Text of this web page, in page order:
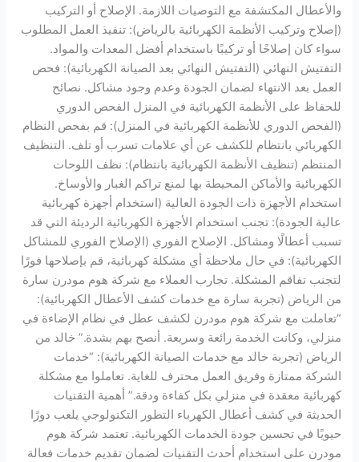
والأعطال المكتشفة مع التوصيات اللازمة. الإصلاح أو التركيب
(إصلاح وتركيب الأنظمة الكهربائية بالرياض): تنفيذ العمل المطلوب
سواء كان إصلاحًا أو تركيبًا باستخدام أفضل المعدات والمواد.
التفتيش النهائي (التفتيش النهائي بعد الصيانة الكهربائية): فحص
العمل بعد الانتهاء لضمان الجودة وعدم وجود مشاكل. نصائح
للحفاظ على الأنظمة الكهربائية في المنزل الفحص الدوري
(الفحص الدوري للأنظمة الكهربائية في المنزل): قم بفحص النظام
الكهربائي بانتظام للكشف عن أي علامات تسرب أو تلف. التنظيف
المنتظم (تنظيف الأنظمة الكهربائية بانتظام): نظف اللوحات
الكهربائية والأماكن المحيطة بها لمنع تراكم الغبار والأوساخ.
استخدام الأجهزة ذات الجودة العالية (استخدام أجهزة كهربائية
عالية الجودة): تجنب استخدام الأجهزة الكهربائية الرديئة التي قد
تسبب أعطالًا ومشاكل. الإصلاح الفوري (الإصلاح الفوري للمشاكل
الكهربائية): في حال ملاحظة أي مشكلة كهربائية، قم بإصلاحها فورًا
لتجنب تفاقم المشكلة. تجارب العملاء مع شركة هوم مودرن سارة
من الرياض (تجربة سارة مع خدمات كشف الأعطال الكهربائية):
“تعاملت مع شركة هوم مودرن لكشف عطل في نظام الإضاءة في
منزلي، وكانت الخدمة رائعة وسريعة. أنصح بهم بشدة.” خالد من
الرياض (تجربة خالد مع خدمات الصيانة الكهربائية): “خدمات
الشركة ممتازة وفريق العمل محترف للغاية. تعاملوا مع مشكلة
كهربائية معقدة في منزلي بكل كفاءة ودقة.” أهمية التقنيات
الحديثة في كشف أعطال الكهرباء التطور التكنولوجي يلعب دورًا
حيويًا في تحسين جودة الخدمات الكهربائية. تعتمد شركة هوم
مودرن على استخدام أحدث التقنيات لضمان تقديم خدمات فعالة